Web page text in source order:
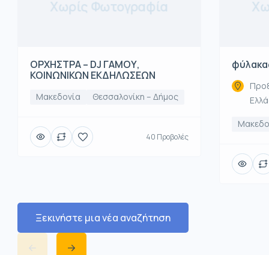
Χωρίς Φωτογραφία
ΟΡΧΗΣΤΡΑ – DJ ΓΑΜΟΥ,
ΚΟΙΝΩΝΙΚΩΝ ΕΚΔΗΛΩΣΕΩΝ
Μακεδονία Θεσσαλονίκη – Δήμος
40 Προβολές
Ξεκινήστε μια νέα αναζήτηση